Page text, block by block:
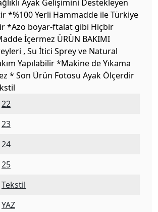
Ayak Gelişimini Destekleyen
*%100 Yerli Hammadde ile Türkiye
*Azo boyar-ftalat gibi Hiçbir
İçermez ÜRÜN BAKIMI
, Su İtici Sprey ve Natural
Yapılabilir *Makine de Yıkama
* Son Ürün Fotosu Ayak Ölçerdir
22
23
24
25
Tekstil
YAZ